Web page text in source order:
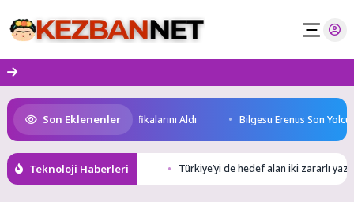
to
content
Son Eklenenler
Geleceğin Yüzücüleri Sertifikalarını Aldı Bilgesu Erenus Son
Teknoloji Haberleri Türkiye’yi de hedef alan iki zararlı